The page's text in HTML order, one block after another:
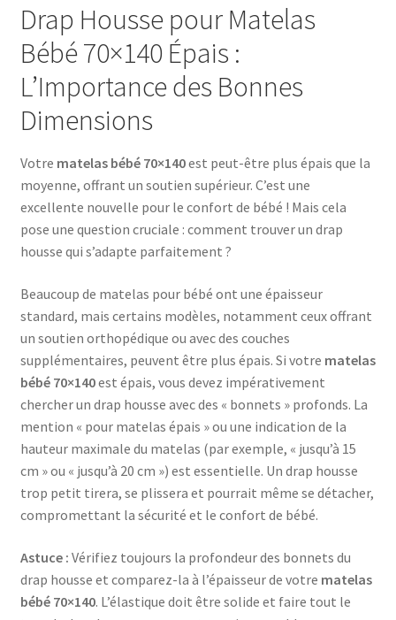
Drap Housse pour Matelas
Bébé 70×140 Épais :
L’Importance des Bonnes
Dimensions
Votre matelas bébé 70×140est peut-être plus épais que la
moyenne, offrant un soutien supérieur. C’est une
excellente nouvelle pour le confort de bébé ! Mais cela
pose une question cruciale : comment trouver un drap
housse qui s’adapte parfaitement ?
Beaucoup de matelas pour bébé ont une épaisseur
standard, mais certains modèles, notamment ceux offrant
un soutien orthopédique ou avec des couches
supplémentaires, peuvent être plus épais. Si votre matelas
bébé 70×140est épais, vous devez impérativement
chercher un drap housse avec des « bonnets » profonds. La
mention « pour matelas épais » ou une indication de la
hauteur maximale du matelas (par exemple, « jusqu’à 15
cm » ou « jusqu’à 20 cm ») est essentielle. Un drap housse
trop petit tirera, se plissera et pourrait même se détacher,
compromettant la sécurité et le confort de bébé.
Astuce : Vérifiez toujours la profondeur des bonnets du
drap housse et comparez-la à l’épaisseur de votre matelas
bébé 70×140. L’élastique doit être solide et faire tout le